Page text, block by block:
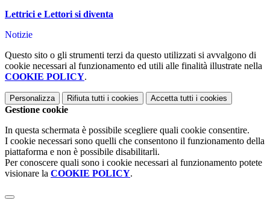
Lettrici e Lettori si diventa
Notizie
Questo sito o gli strumenti terzi da questo utilizzati si avvalgono di
cookie necessari al funzionamento ed utili alle finalità illustrate nella
COOKIE POLICY.
Personalizza Rifiuta tutti i cookies Accetta tutti i cookies
Gestione cookie
In questa schermata è possibile scegliere quali cookie consentire.
I cookie necessari sono quelli che consentono il funzionamento della
piattaforma e non è possibile disabilitarli.
Per conoscere quali sono i cookie necessari al funzionamento potete
visionare la COOKIE POLICY.